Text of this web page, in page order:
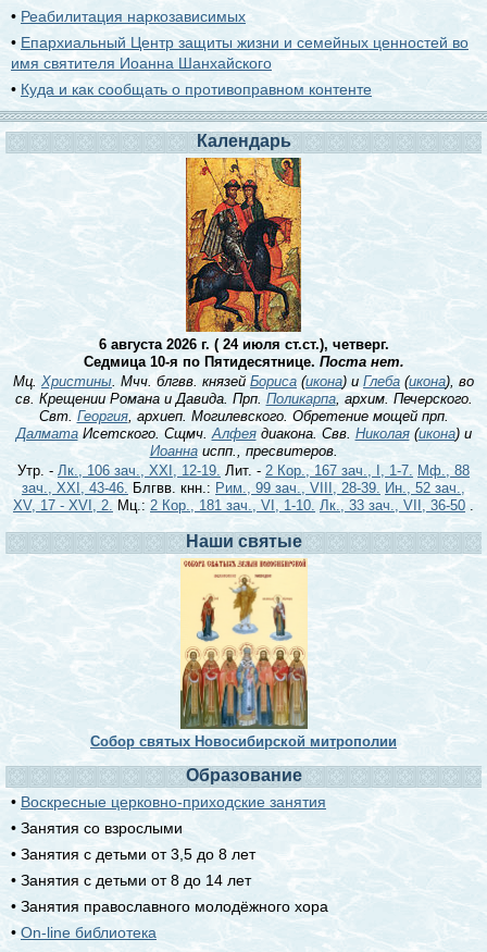
• Реабилитация наркозависимых
• Епархиальный Центр защиты жизни и семейных ценностей во
имя святителя Иоанна Шанхайского
• Куда и как сообщать о противоправном контенте
Календарь
6 августа 2026 г. ( 24 июля ст.ст.), четверг.
Седмица 10-я по Пятидесятнице. Поста нет.
Мц. Христины. Мчч. блгвв. князейБориса (икона) и Глеба (икона), во
св. Крещении Романа и Давида. Прп. Поликарпа, архим. Печерского.
Свт. Георгия, архиеп. Могилевского. Обретение мощей прп.
ДалматаИсетского. Сщмч.Алфеядиакона. Свв. Николая(икона) и
Иоаннаиспп., пресвитеров.
Утр. - Лк., 106 зач., XXI, 12-19. Лит. - 2 Кор., 167 зач., I, 1-7. Мф., 88
зач., XXI, 43-46. Блгвв. кнн.: Рим., 99 зач., VIII, 28-39. Ин., 52 зач.,
XV, 17 - XVI, 2. Мц.: 2 Кор., 181 зач., VI, 1-10. Лк., 33 зач., VII, 36-50 .
Наши святые
Собор святых Новосибирской митрополии
Образование
• Воскресные церковно-приходские занятия
• Занятия со взрослыми
• Занятия с детьми от 3,5 до 8 лет
• Занятия с детьми от 8 до 14 лет
• Занятия православного молодёжного хора
• On-line библиотека